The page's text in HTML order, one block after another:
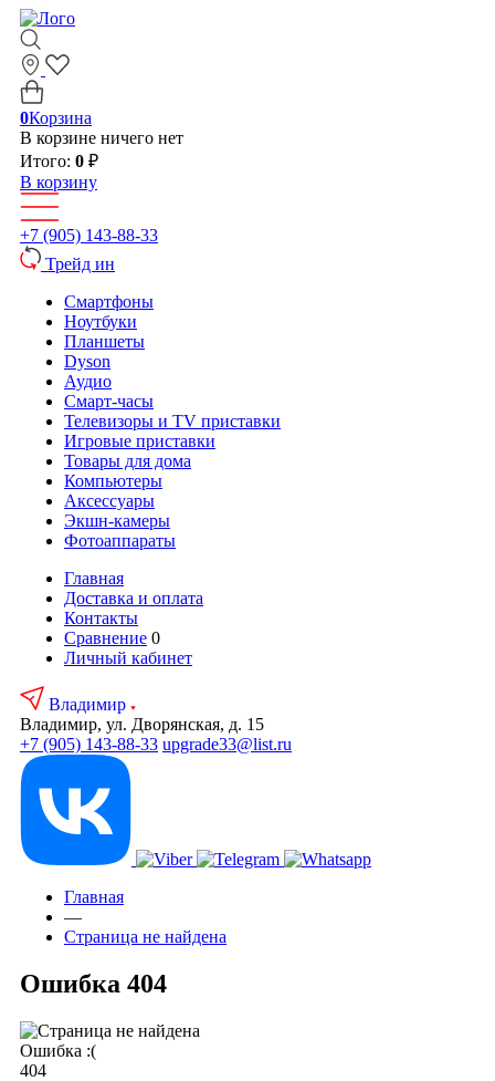
0Корзина
В корзине ничего нет
Итого: 0 ₽
В корзину
+7 (905) 143-88-33
Трейд ин
Смартфоны
Ноутбуки
Планшеты
Dyson
Аудио
Смарт-часы
Телевизоры и TV приставки
Игровые приставки
Товары для дома
Компьютеры
Аксесcуары
Экшн-камеры
Фотоаппараты
Главная
Доставка и оплата
Контакты
Сравнение 0
Личный кабинет
Владимир
Владимир, ул. Дворянская, д. 15
+7 (905) 143-88-33 upgrade33@list.ru
Главная
—
Страница не найдена
Ошибка 404
Ошибка :(
404